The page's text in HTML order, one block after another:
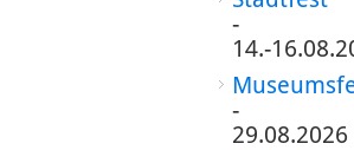
-
14.-
-
29.08.2026